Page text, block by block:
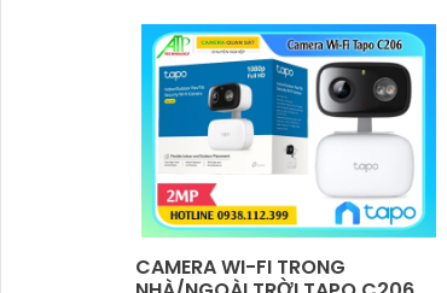
CAMERA WI-FI TRONG